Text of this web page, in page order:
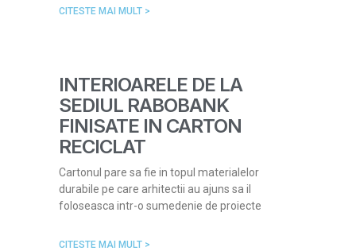
CITESTE MAI MULT >
INTERIOARELE DE LA
SEDIUL RABOBANK
FINISATE IN CARTON
RECICLAT
Cartonul pare sa fie in topul materialelor
durabile pe care arhitectii au ajuns sa il
foloseasca intr-o sumedenie de proiecte
CITESTE MAI MULT >